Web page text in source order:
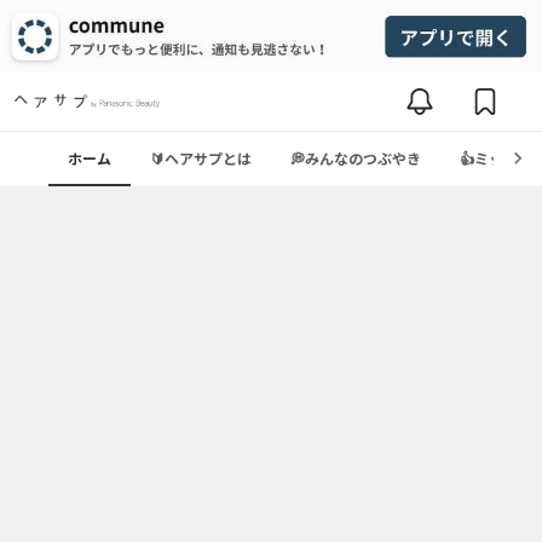
ホーム 🔰ヘアサプとは 💭みんなのつぶやき 👍ミッショ